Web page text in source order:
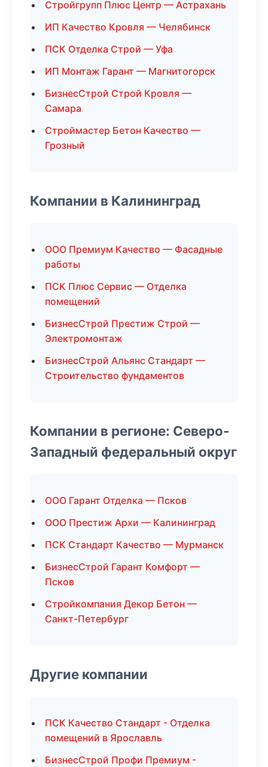
Стройгрупп Плюс Центр — Астрахань
ИП Качество Кровля — Челябинск
ПСК Отделка Строй — Уфа
ИП Монтаж Гарант — Магнитогорск
БизнесСтрой Строй Кровля —
Самара
Строймастер Бетон Качество —
Грозный
Компании в Калининград
ООО Премиум Качество — Фасадные
работы
ПСК Плюс Сервис — Отделка
помещений
БизнесСтрой Престиж Строй —
Электромонтаж
БизнесСтрой Альянс Стандарт —
Строительство фундаментов
Компании в регионе: Северо-
Западный федеральный округ
ООО Гарант Отделка — Псков
ООО Престиж Архи — Калининград
ПСК Стандарт Качество — Мурманск
БизнесСтрой Гарант Комфорт —
Псков
Стройкомпания Декор Бетон —
Санкт-Петербург
Другие компании
ПСК Качество Стандарт - Отделка
помещений в Ярославль
БизнесСтрой Профи Премиум -